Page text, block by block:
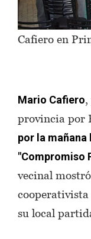
Cafiero en
Mario Cafiero
provincia por
por la
"Compromiso
vecinal
cooperativista
su local